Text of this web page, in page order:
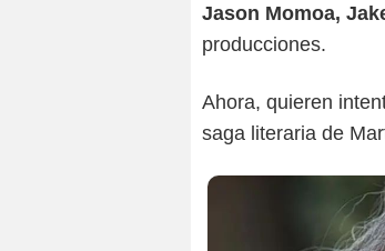
Jason Momoa,
producciones.
Ahora, quieren
saga literaria de